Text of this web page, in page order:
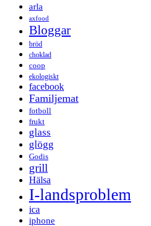
arla
axfood
Bloggar
bröd
choklad
coop
ekologiskt
facebook
Familjemat
fotboll
frukt
glass
glögg
Godis
grill
Hälsa
I-landsproblem
ica
iphone